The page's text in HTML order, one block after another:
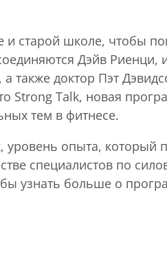
и старой школе, чтобы
Дэйв Риенци,
также доктор Пэт
Strong Talk, новая
тем в фитнесе.
уровень опыта, который
специалистов по
узнать больше о